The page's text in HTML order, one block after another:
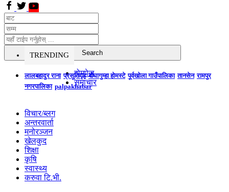
TRENDING
लालबहादुर राना प्रसूतिगृह बौघागुम्हा होमस्टे पूर्वखोला गाउँपालिका तानसेन रामपुर
नगरपालिका palpakhabar
होमपेज
समाचार
विचार/ब्लग
अन्तरवार्ता
मनोरञ्जन
खेलकुद
शिक्षा
कृषि
स्वास्थ्य
करुवा टि.भी.